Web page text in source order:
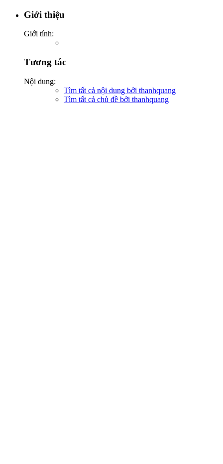
Giới thiệu
Giới tính:
Tương tác
Nội dung:
Tìm tất cả nội dung bởi thanhquang
Tìm tất cả chủ đề bởi thanhquang